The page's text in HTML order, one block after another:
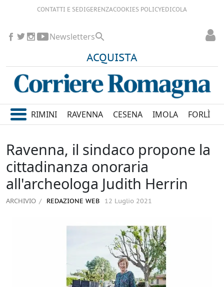
CONTATTI E SEDIGERENZACOOKIES POLICYEDICOLA
ACQUISTA
Newsletters
RIMINI RAVENNA CESENA IMOLA FORLÌ
Ravenna, il sindaco propone la
cittadinanza onoraria
all'archeologa Judith Herrin
ARCHIVIO REDAZIONE WEB 12 Luglio 2021